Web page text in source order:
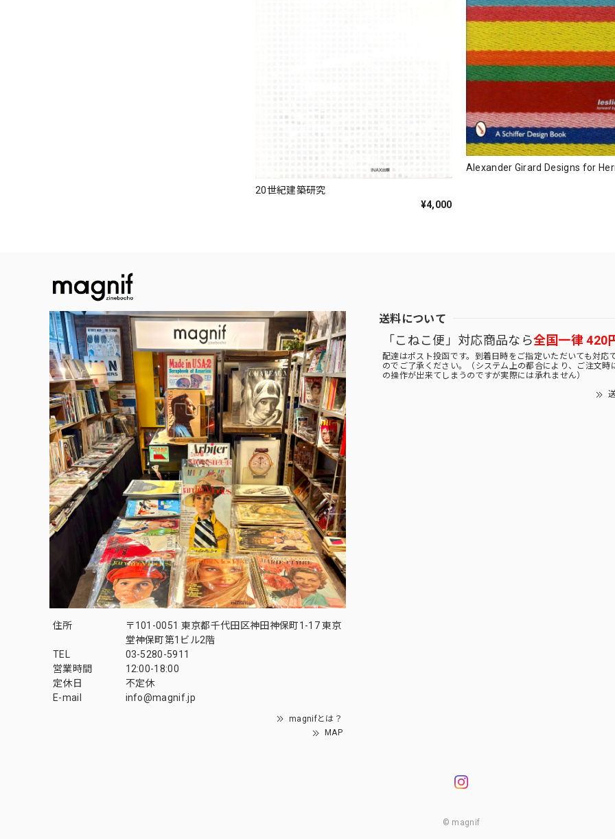
20世紀建築研究
¥4,000
Alexander Girard Designs for
住所
〒101-0051 東京都千代田区神田神保町1-17 東京
堂神保町第1ビル2階
TEL
03-5280-5911
営業時間
12:00-18:00
定休日
不定休
E-mail
info@magnif.jp
magnifとは？
MAP
送料について
「こねこ便」対応商品なら全国一律 420
配達はポスト投函です。到着日時をご指定いただいても対応
のでご了承ください。（システム上の都合により、ご注文時
の操作が出来てしまうのですが実際には承れません）
© magnif